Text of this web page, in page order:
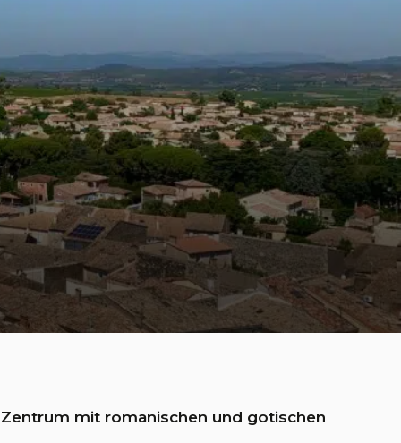
mit romanischen und gotischen